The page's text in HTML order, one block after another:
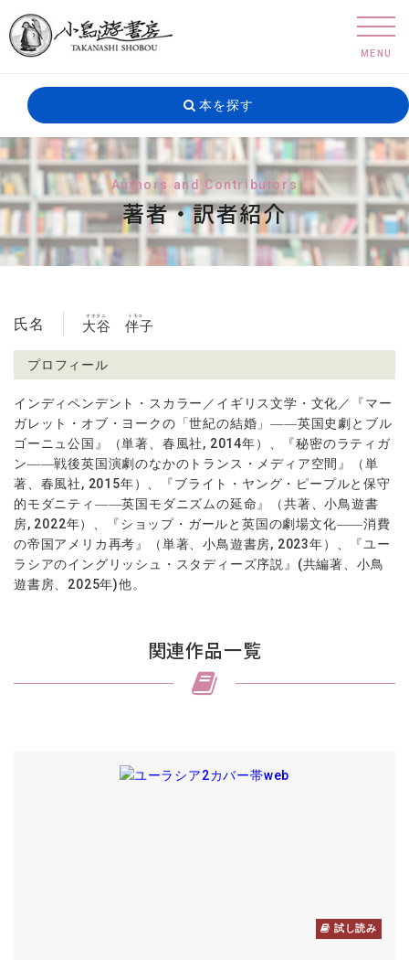
本を探す
Authors and Contributors
著者・訳者紹介
氏名 大谷
オオタニ
伴子
トモコ
プロフィール
インディペンデント・スカラー／イギリス文学・文化／『マー
ガレット・オブ・ヨークの「世紀の結婚」――英国史劇とブル
ゴーニュ公国』（単著、春風社, 2014年）、『秘密のラティガ
ン――戦後英国演劇のなかのトランス・メディア空間』（単
著、春風社, 2015年）、『ブライト・ヤング・ピープルと保守
的モダニティ――英国モダニズムの延命』（共著、小鳥遊書
房, 2022年）、『ショップ・ガールと英国の劇場文化――消費
の帝国アメリカ再考』（単著、小鳥遊書房, 2023年）、『ユー
ラシアのイングリッシュ・スタディーズ序説』(共編著、小鳥
遊書房、2025年)他。
関連作品一覧
試し読み
MENU